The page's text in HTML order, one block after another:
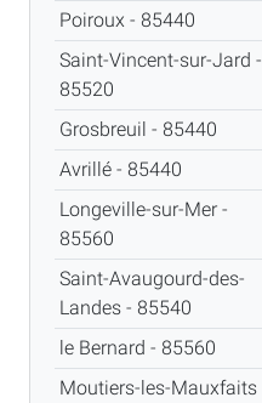
Poiroux - 85440
Saint-Vincent-sur-Jard -
85520
Grosbreuil - 85440
Avrillé - 85440
Longeville-sur-Mer -
85560
Saint-Avaugourd-des-
Landes - 85540
le Bernard - 85560
Moutiers-les-Mauxfaits